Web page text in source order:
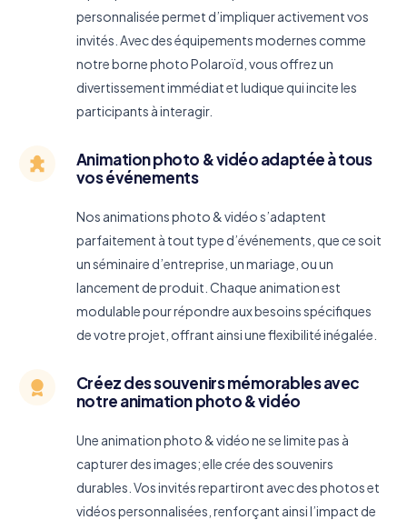
personnalisée permet d’impliquer activement vos
invités. Avec des équipements modernes comme
notre borne photo Polaroïd, vous offrez un
divertissement immédiat et ludique qui incite les
participants à interagir.
Animation photo & vidéo adaptée à tous
vos événements
Nos animations photo & vidéo s’adaptent
parfaitement à tout type d’événements, que ce soit
un séminaire d’entreprise, un mariage, ou un
lancement de produit. Chaque animation est
modulable pour répondre aux besoins spécifiques
de votre projet, offrant ainsi une flexibilité inégalée.
Créez des souvenirs mémorables avec
notre animation photo & vidéo
Une animation photo & vidéo ne se limite pas à
capturer des images; elle crée des souvenirs
durables. Vos invités repartiront avec des photos et
vidéos personnalisées, renforçant ainsi l’impact de